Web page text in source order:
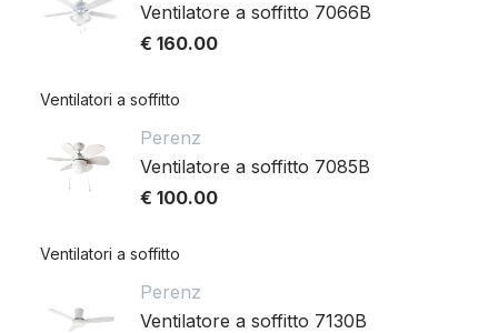
Ventilatore a soffitto 7066B
€ 160.00
Ventilatori a soffitto
Perenz
Ventilatore a soffitto 7085B
€ 100.00
Ventilatori a soffitto
Perenz
Ventilatore a soffitto 7130B